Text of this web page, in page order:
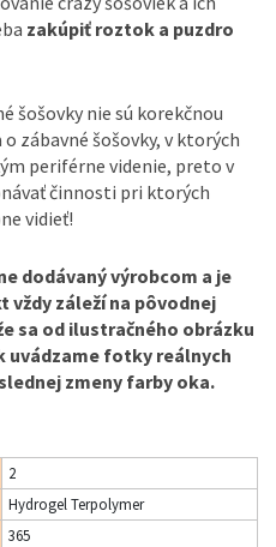
zakúpiť roztok a puzdro
šošovky nie sú korekčnou
zábavné šošovky, v ktorých
periférne videnie, preto v
činnosti pri ktorých
vidieť!
dodávaný výrobcom a je
vždy záleží na pôvodnej
sa od ilustračného obrázku
uvádzame fotky reálnych
zmeny farby oka.
2
Hydrogel Terpolymer
365